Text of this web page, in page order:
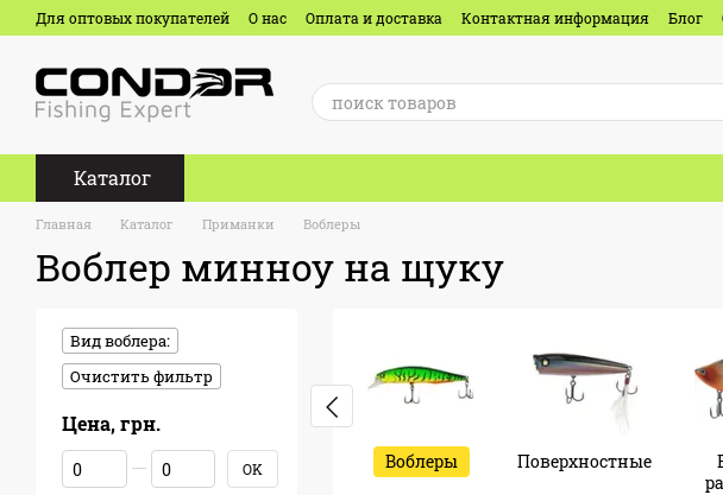
Перейти к основному контенту
Для оптовых покупателей О нас Оплата и доставка Контактная информация Блог
Отзывы о магазине
Каталог
Главная Каталог Приманки Воблеры
Воблер минноу на щуку
Воблеры Поверхностные
Вид воблера:
Очистить фильтр
Цена, грн.
От Цена, грн.
До Цена, грн. OK